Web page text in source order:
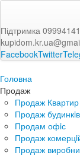
Підтримка
FacebookTwitter
Головна
Продаж
Продаж Квартир
Продаж будинкiв
Продам офiс
Продаж
Продаж